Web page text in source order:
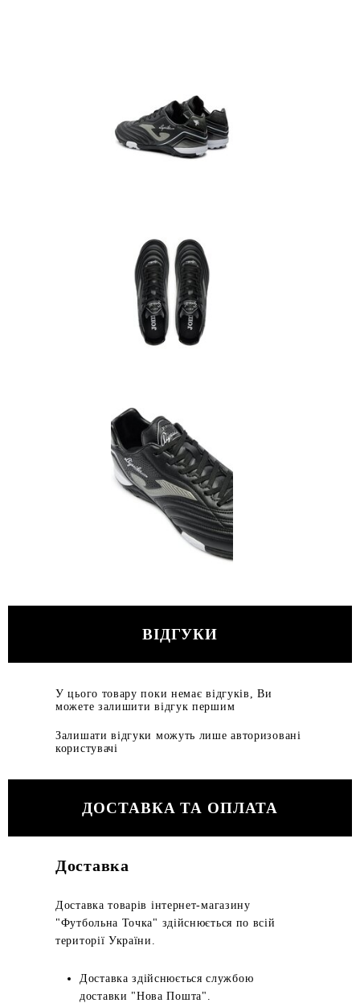
ВІДГУКИ
У цього товару поки немає відгуків, Ви
можете залишити відгук першим
Залишати відгуки можуть лише авторизовані
користувачі
ДОСТАВКА ТА ОПЛАТА
Доставка
Доставка товарів інтернет-магазину
"Футбольна Точка" здійснюється по всій
території України.
Доставка здійснюється службою
доставки "Нова Пошта".